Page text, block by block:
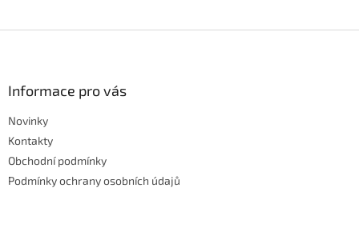
Informace pro vás
Novinky
Kontakty
Obchodní podmínky
Podmínky ochrany osobních údajů